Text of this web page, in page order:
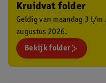
Kruidvat folder
Geldig van maandag 3 t/m
augustus 2026.
Bekijk folder